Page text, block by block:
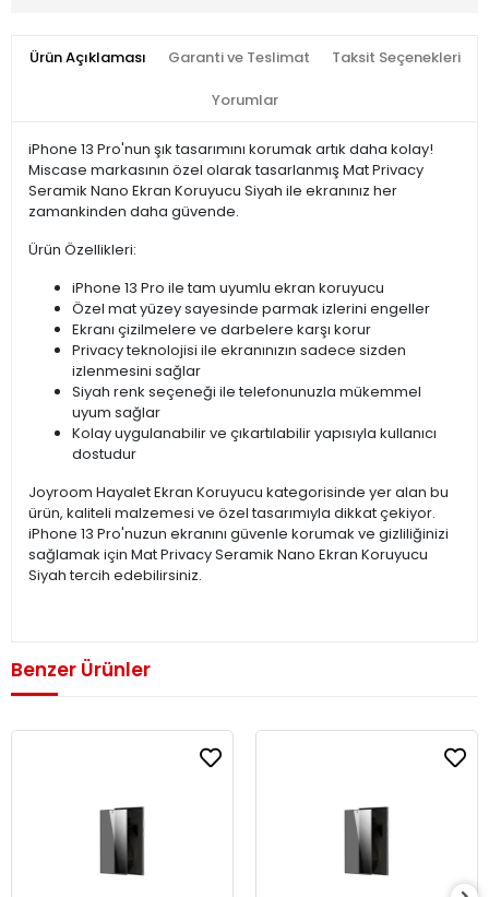
Ürün Açıklaması Garanti ve Teslimat Taksit Seçenekleri
Yorumlar
iPhone 13 Pro'nun şık tasarımını korumak artık daha kolay!
Miscase markasının özel olarak tasarlanmış Mat Privacy
Seramik Nano Ekran Koruyucu Siyah ile ekranınız her
zamankinden daha güvende.
Ürün Özellikleri:
iPhone 13 Pro ile tam uyumlu ekran koruyucu
Özel mat yüzey sayesinde parmak izlerini engeller
Ekranı çizilmelere ve darbelere karşı korur
Privacy teknolojisi ile ekranınızın sadece sizden
izlenmesini sağlar
Siyah renk seçeneği ile telefonunuzla mükemmel
uyum sağlar
Kolay uygulanabilir ve çıkartılabilir yapısıyla kullanıcı
dostudur
Joyroom Hayalet Ekran Koruyucu kategorisinde yer alan bu
ürün, kaliteli malzemesi ve özel tasarımıyla dikkat çekiyor.
iPhone 13 Pro'nuzun ekranını güvenle korumak ve gizliliğinizi
sağlamak için Mat Privacy Seramik Nano Ekran Koruyucu
Siyah tercih edebilirsiniz.
Benzer Ürünler